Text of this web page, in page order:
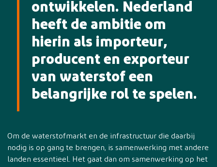
ontwikkelen. Nederland
heeft de ambitie om
hierin als importeur,
producent en exporteur
van waterstof een
belangrijke rol te spelen.
Om de waterstofmarkt en de infrastructuur die daarbij
nodig is op gang te brengen, is samenwerking met andere
landen essentieel. Het gaat dan om samenwerking op het